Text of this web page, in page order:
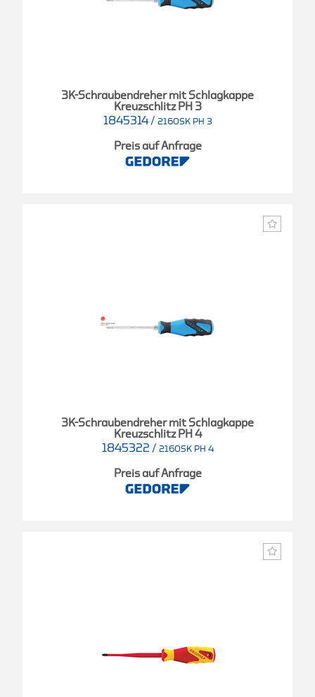
3K-Schraubendreher mit Schlagkappe
Kreuzschlitz PH 3
1845314 / 2160SK PH 3
Preis auf Anfrage
3K-Schraubendreher mit Schlagkappe
Kreuzschlitz PH 4
1845322 / 2160SK PH 4
Preis auf Anfrage